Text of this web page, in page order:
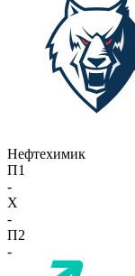
Нефтехимик
П1
-
X
-
П2
-